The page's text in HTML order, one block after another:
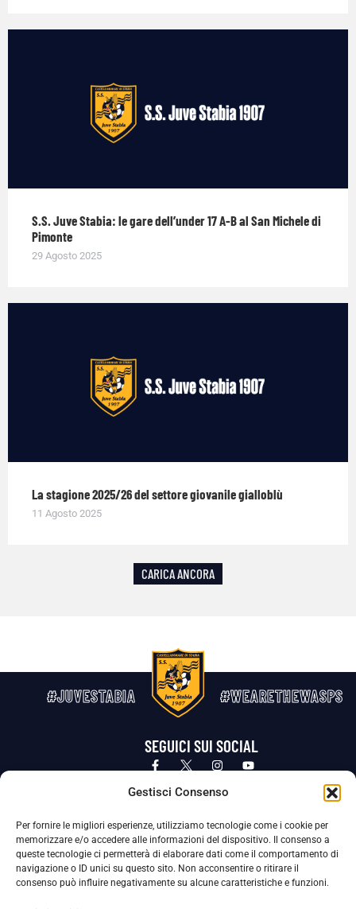
Gestisci Consenso
Per fornire le migliori esperienze, utilizziamo tecnologie come i cookie per
memorizzare e/o accedere alle informazioni del dispositivo. Il consenso a
queste tecnologie ci permetterà di elaborare dati come il comportamento di
navigazione o ID unici su questo sito. Non acconsentire o ritirare il
consenso può influire negativamente su alcune caratteristiche e funzioni.
S.S. Juve Stabia: le gare dell’under 17 A-B al San Michele di
Pimonte
29 Agosto 2025
La stagione 2025/26 del settore giovanile gialloblù
11 Agosto 2025
CARICA ANCORA
#JUVESTABIA #WEARETHEWASPS
SEGUICI SUI SOCIAL
Privacy Policy Cookie Policy
La Società ha nominato il Responsabile della Protezione dei Dati Personali (DPO), figura specializzata che vigila sulle modalità
adottate dalla nostra Società per tutelare i Suoi dati personali.
Per contattare il DPO può scrivere a